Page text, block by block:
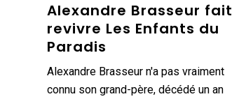
Alexandre Brasseur fait
revivre Les Enfants du
Paradis
Alexandre Brasseur n'a pas vraiment
connu son grand-père, décédé un an